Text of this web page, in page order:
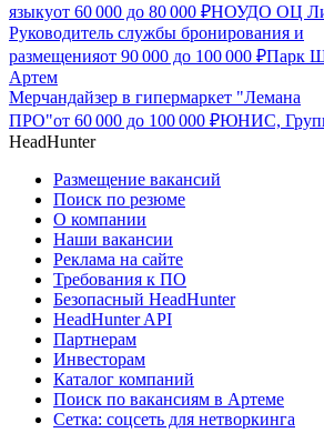
языкуот 60 000 до 80 000 ₽НОУДО ОЦ
Руководитель службы бронирования и
размещенияот 90 000 до 100 000 ₽Парк
Артем
Мерчандайзер в гипермаркет "Лемана
ПРО"от 60 000 до 100 000 ₽ЮНИС,
HeadHunter
Размещение вакансий
Поиск по резюме
О компании
Наши вакансии
Реклама на сайте
Требования к ПО
Безопасный HeadHunter
HeadHunter API
Партнерам
Инвесторам
Каталог компаний
Поиск по вакансиям в Артеме
Сетка: соцсеть для нетворкинга